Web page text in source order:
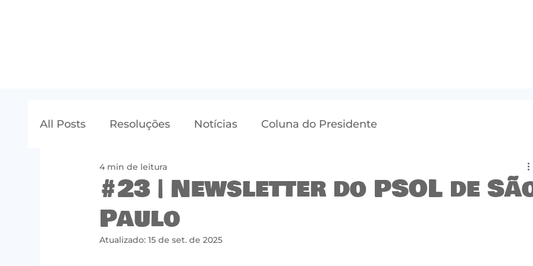
All Posts Resoluções Notícias Coluna do Presidente
#23 | Newsletter do PSOL de
Paulo
4 min de leitura
Atualizado:15 de set. de 2025